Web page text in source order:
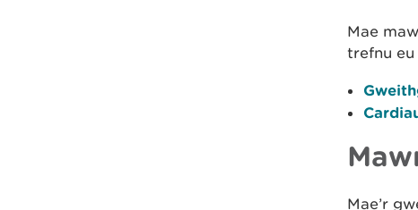
Mae
trefnu
Mae’r